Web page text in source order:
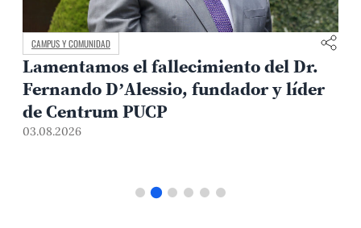
CAMPUS Y COMUNIDAD
Lamentamos el fallecimiento del Dr.
Fernando D’Alessio, fundador y líder
de Centrum PUCP
03.08.2026